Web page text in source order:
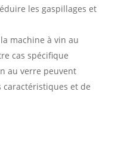
les gaspillages et
machine à vin au
cas spécifique
au verre peuvent
et de